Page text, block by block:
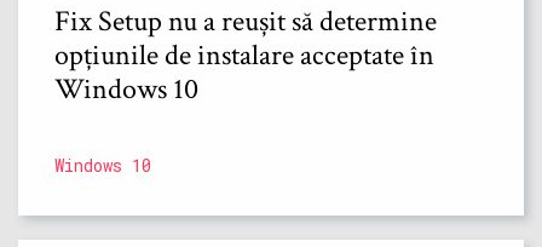
Fix Setup nu a reușit să determine
opțiunile de instalare acceptate în
Windows 10
Windows 10